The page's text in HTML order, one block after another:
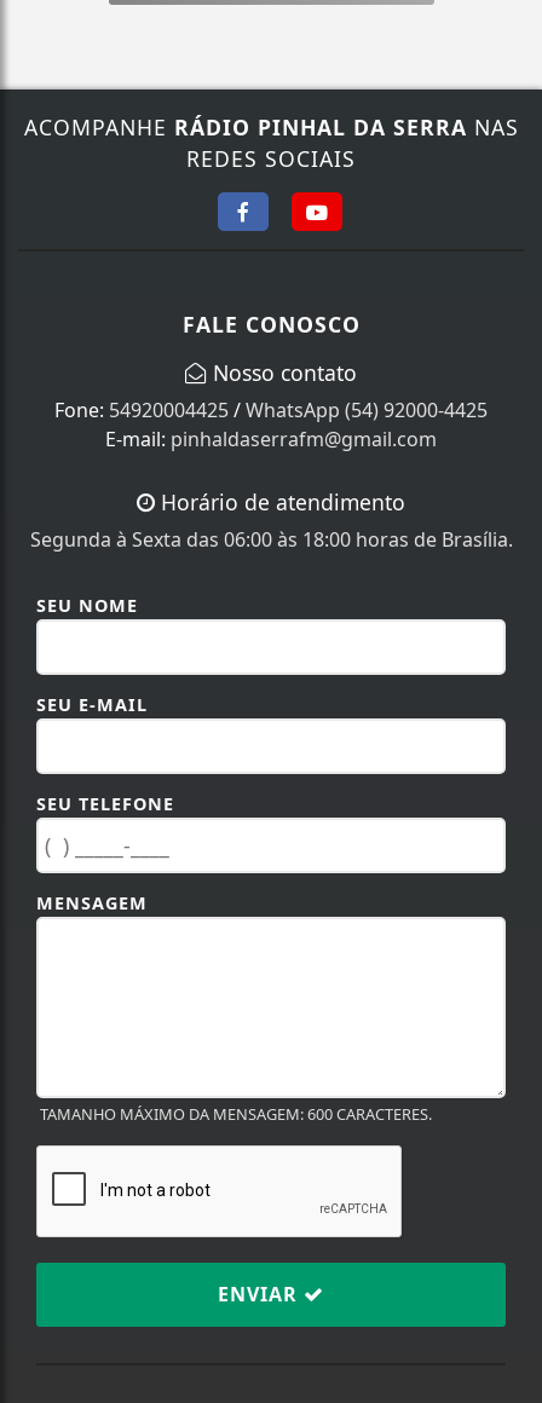
ACOMPANHE RÁDIO PINHAL DA SERRA NAS
REDES SOCIAIS
FALE CONOSCO
Nosso contato
Fone: 54920004425/WhatsApp (54) 92000-4425
E-mail: pinhaldaserrafm@gmail.com
Horário de atendimento
Segunda à Sexta das 06:00 às 18:00 horas de Brasília.
SEU NOME
SEU E-MAIL
SEU TELEFONE
MENSAGEM
TAMANHO MÁXIMO DA MENSAGEM: 600 CARACTERES.
ENVIAR